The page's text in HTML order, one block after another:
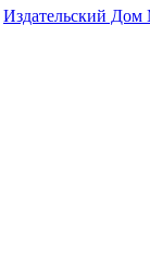
Издательский